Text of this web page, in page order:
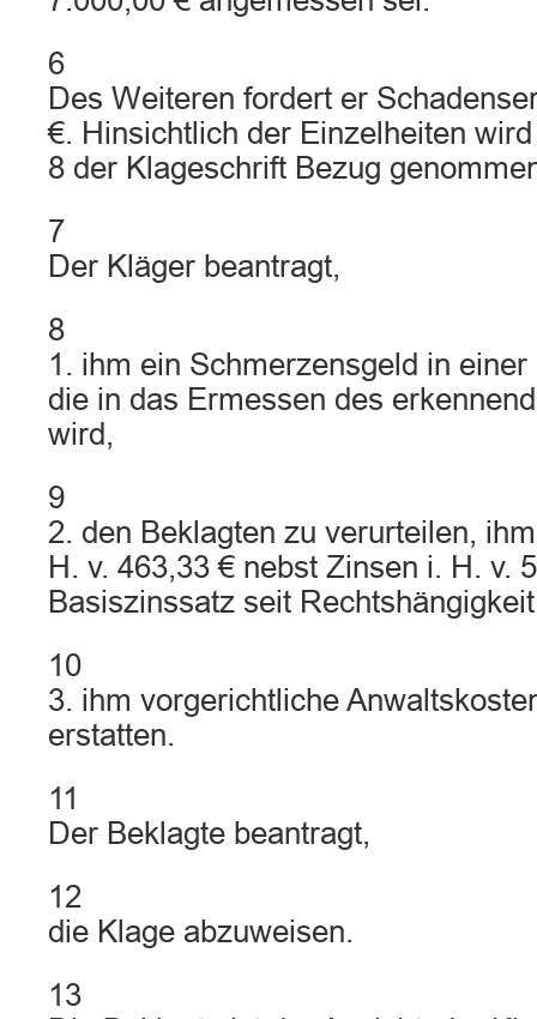
6
Des Weiteren fordert er
€. Hinsichtlich der Einzelheiten
8 der Klageschrift Bezug
7
Der Kläger beantragt,
8
1. ihm ein Schmerzensgeld in
die in das Ermessen des
wird,
9
2. den Beklagten zu verurteilen,
H. v. 463,33 € nebst Zinsen i. H. v.
Basiszinssatz seit
10
3. ihm vorgerichtliche
erstatten.
11
Der Beklagte beantragt,
12
die Klage abzuweisen.
13